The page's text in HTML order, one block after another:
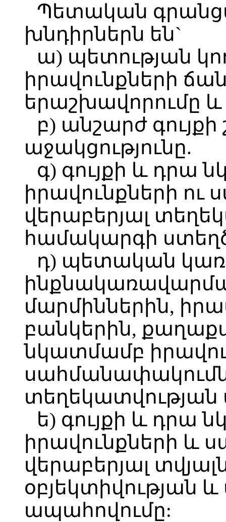
Պետական
խնդիրներն են`
ա) պետության
իրավունքների
երաշխավորումը
բ) անշարժ
աջակցությունը.
գ) գույքի և դրա
իրավունքների
վերաբերյալ
համակարգի
դ) պետական
մարմիններին,
բանկերին,
նկատմամբ
տեղեկատվության
ե) գույքի և դրա
իրավունքների և
վերաբերյալ
օբյեկտիվության
ապահովումը: